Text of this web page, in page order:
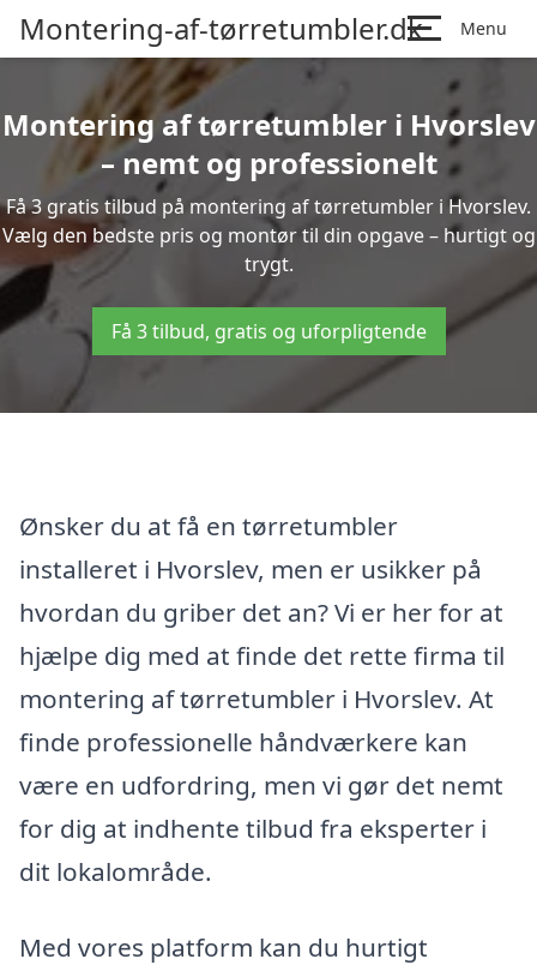
Montering-af-tørretumbler.dk Menu
Montering af tørretumbler i Hvorslev
– nemt og professionelt
Få 3 gratis tilbud på montering af tørretumbler i Hvorslev.
Vælg den bedste pris og montør til din opgave – hurtigt og
trygt.
Få 3 tilbud, gratis og uforpligtende
Ønsker du at få en tørretumbler
installeret i Hvorslev, men er usikker på
hvordan du griber det an? Vi er her for at
hjælpe dig med at finde det rette firma til
montering af tørretumbler i Hvorslev. At
finde professionelle håndværkere kan
være en udfordring, men vi gør det nemt
for dig at indhente tilbud fra eksperter i
dit lokalområde.
Med vores platform kan du hurtigt